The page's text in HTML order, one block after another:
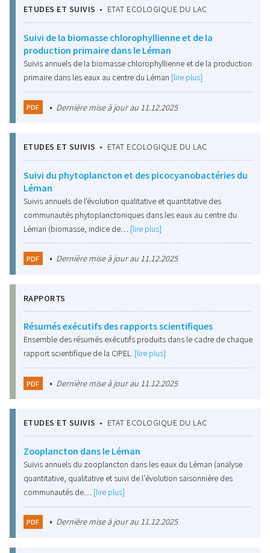
ETUDES ET SUIVIS • ETAT ECOLOGIQUE DU LAC
Suivi de la biomasse chlorophyllienne et de la
production primaire dans le Léman
Suivis annuels de la biomasse chlorophyllienne et de la production
primaire dans les eaux au centre du Léman [lire plus]
PDF • Dernière mise à jour au 11.12.2025
ETUDES ET SUIVIS • ETAT ECOLOGIQUE DU LAC
Suivi du phytoplancton et des picocyanobactéries du
Léman
Suivis annuels de l'évolution qualitative et quantitative des
communautés phytoplanctoniques dans les eaux au centre du
Léman (biomasse, indice de… [lire plus]
PDF • Dernière mise à jour au 11.12.2025
RAPPORTS
Résumés exécutifs des rapports scientifiques
Ensemble des résumés exécutifs produits dans le cadre de chaque
rapport scientifique de la CIPEL. [lire plus]
PDF • Dernière mise à jour au 11.12.2025
ETUDES ET SUIVIS • ETAT ECOLOGIQUE DU LAC
Zooplancton dans le Léman
Suivis annuels du zooplancton dans les eaux du Léman (analyse
quantitative, qualitative et suivi de l’évolution saisonnière des
communautés de… [lire plus]
PDF • Dernière mise à jour au 11.12.2025